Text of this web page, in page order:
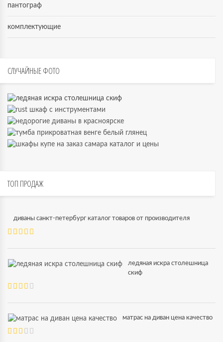
пантограф
комплектующие
СЛУЧАЙНЫЕФОТО
ТОП ПРОДАЖ
диваны санкт-петербург каталог товаров от производителя
ледяная искра столешница
скиф
матрас на диван цена качество